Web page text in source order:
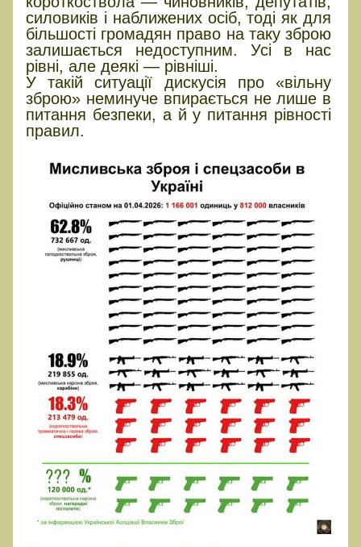
силовиків і наближених осіб, тоді як для
більшості громадян право на таку зброю
залишається недоступним. Усі в нас
рівні, але деякі — рівніші.
У такій ситуації дискусія про «вільну
зброю» неминуче впирається не лише в
питання безпеки, а й у питання рівності
правил.